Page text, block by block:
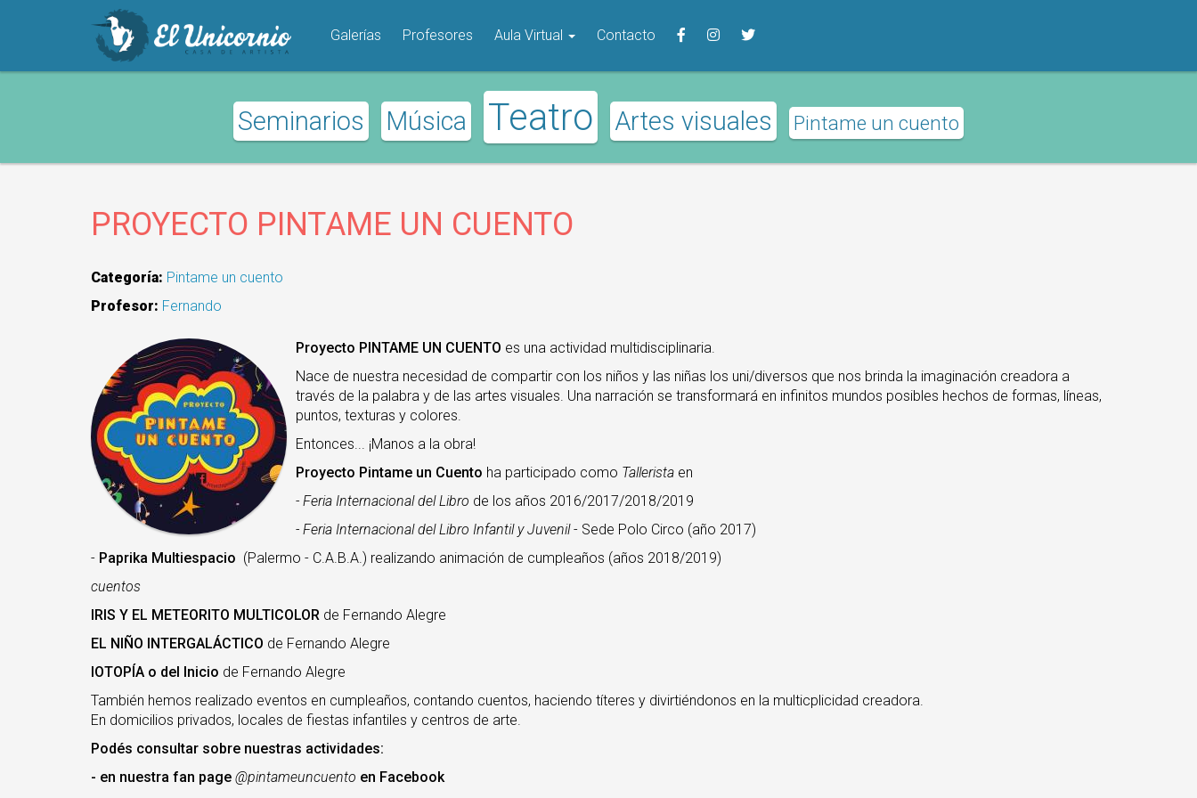
principal
Galerías Profesores Aula Virtual Contacto
Seminarios Música Teatro Artes visuales Pintame un cuento
PROYECTO PINTAME UN CUENTO
Categoría: Pintame un cuento
Profesor: Fernando
Proyecto PINTAME UN CUENTO es una actividad multidisciplinaria.
Nace de nuestra necesidad de compartir con los niños y las niñas los uni/diversos que nos brinda la imaginación creadora a
través de la palabra y de las artes visuales. Una narración se transformará en infinitos mundos posibles hechos de formas, líneas,
puntos, texturas y colores.
Entonces... ¡Manos a la obra!
Proyecto Pintame un Cuento ha participado como Tallerista en
- Feria Internacional del Libro de los años 2016/2017/2018/2019
- Feria Internacional del Libro Infantil y Juvenil- Sede Polo Circo (año 2017)
- Paprika Multiespacio (Palermo - C.A.B.A.) realizando animación de cumpleaños (años 2018/2019)
cuentos
IRIS Y EL METEORITO MULTICOLOR de Fernando Alegre
EL NIÑO INTERGALÁCTICO de Fernando Alegre
IOTOPÍA o del Inicio de Fernando Alegre
También hemos realizado eventos en cumpleaños, contando cuentos, haciendo títeres y divirtiéndonos en la multicplicidad creadora.
En domicilios privados, locales de fiestas infantiles y centros de arte.
Podés consultar sobre nuestras actividades:
- en nuestra fan page @pintameuncuento en Facebook